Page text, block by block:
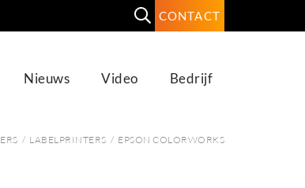
CONTACT
Nieuws Video Bedrijf
/ LABELPRINTERS / EPSON COLORWORKS